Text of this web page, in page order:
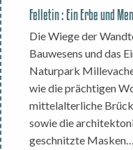
Felletin : Ein Erbe und
Die Wiege der
Bauwesens und das
Naturpark
wie die prächtigen
mittelalterliche
sowie die
geschnitzte